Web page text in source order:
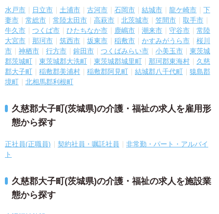
水戸市 日立市 土浦市 古河市 石岡市 結城市 龍ケ崎市
下
妻市
常総市 常陸太田市 高萩市 北茨城市 笠間市
取手市
牛久市
つくば市 ひたちなか市 鹿嶋市 潮来市 守谷市
常陸
大宮市
那珂市 筑西市 坂東市 稲敷市 かすみがうら市
桜川
市
神栖市 行方市 鉾田市 つくばみらい市 小美玉市
東茨城
郡茨城町
東茨城郡大洗町 東茨城郡城里町 那珂郡東海村
久慈
郡大子町
稲敷郡美浦村 稲敷郡阿見町 結城郡八千代町
猿島郡
境町
北相馬郡利根町
久慈郡大子町(茨城県)の介護・福祉の求人を雇用形
態から探す
正社員(正職員) 契約社員・嘱託社員
非常勤・パート・アルバイ
ト
久慈郡大子町(茨城県)の介護・福祉の求人を施設業
態から探す